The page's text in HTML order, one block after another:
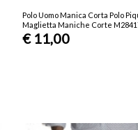
Polo Uomo Manica Corta Polo
Maglietta Maniche Corte
€ 11,00